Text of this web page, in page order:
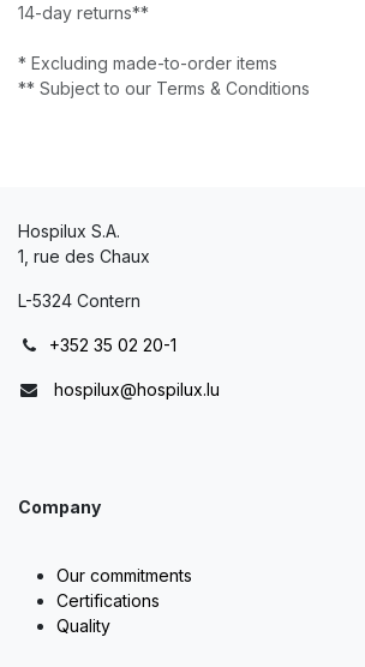
14-day returns**
* Excluding made-to-order items
** Subject to our Terms & Conditions
Hospilux S.A.
1, rue des Chaux
L-5324 Contern
+352 35 02 20-1
hospilux@hospilux.lu
Company
Our commitments
Certifications
Quality